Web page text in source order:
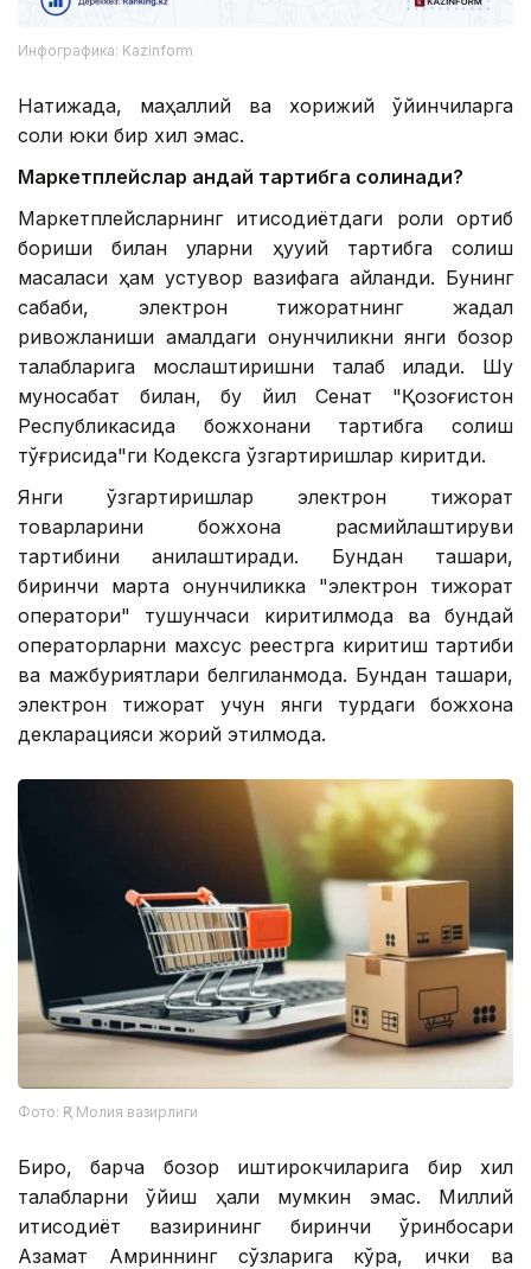
Инфографика: Kazinform
Натижада, маҳаллий ва хорижий ўйинчиларга
солиқ юки бир хил эмас.
Маркетплейслар қандай тартибга солинади?
Маркетплейсларнинг иқтисодиётдаги роли ортиб
бориши билан уларни ҳуқуқий тартибга солиш
масаласи ҳам устувор вазифага айланди. Бунинг
сабаби, электрон тижоратнинг жадал
ривожланиши амалдаги қонунчиликни янги бозор
талабларига мослаштиришни талаб қилади. Шу
муносабат билан, бу йил Сенат "Қозоғистон
Республикасида божхонани тартибга солиш
тўғрисида"ги Кодексга ўзгартиришлар киритди.
Янги ўзгартиришлар электрон тижорат
товарларини божхона расмийлаштируви
тартибини аниқлаштиради. Бундан ташқари,
биринчи марта қонунчиликка "электрон тижорат
оператори" тушунчаси киритилмоқда ва бундай
операторларни махсус реестрга киритиш тартиби
ва мажбуриятлари белгиланмоқда. Бундан ташқари,
электрон тижорат учун янги турдаги божхона
декларацияси жорий этилмоқда.
Фото: ҚР Молия вазирлиги
Бироқ, барча бозор иштирокчиларига бир хил
талабларни қўйиш ҳали мумкин эмас. Миллий
иқтисодиёт вазирининг биринчи ўринбосари
Азамат Амриннинг сўзларига кўра, ички ва